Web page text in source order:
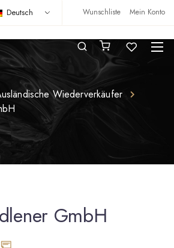
Wunschliste Mein Konto
Deutsch
Wiederverkäufer
GmbH